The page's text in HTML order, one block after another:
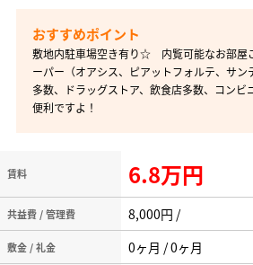
敷地内駐車場空き有り☆ 内覧可能なお部屋
ーパー（オアシス、ピアットフォルテ、サン
多数、ドラッグストア、飲食店多数、コンビ
便利ですよ！
賃料 6.8万円
共益費 / 管理費 8,000円 /
敷金 / 礼金 0ヶ月 / 0ヶ月